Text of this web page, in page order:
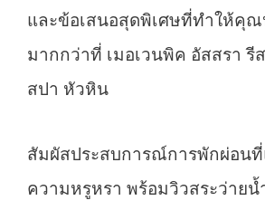
และข้อเสนอสุดพิเศษที่ทำให้คุ
มากกว่าที่ เมอเวนพิค อัสสรา รี
สปา หัวหิน
สัมผัสประสบการณ์การพักผ่อน
ความหรูหรา พร้อมวิวสระว่ายน้